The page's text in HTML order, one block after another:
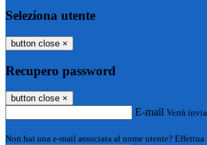
Seleziona utente
button close ×
Recupero password
button close ×
E-mail Verrà
Non hai una e-mail associata al nome utente?